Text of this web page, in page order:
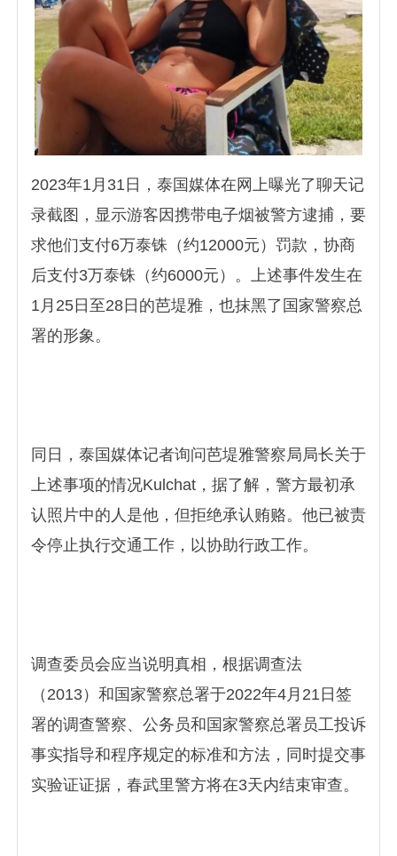
2023年1月31日，泰国媒体在网上曝光了聊天记
录截图，显示游客因携带电子烟被警方逮捕，要
求他们支付6万泰铢（约12000元）罚款，协商
后支付3万泰铢（约6000元）。上述事件发生在
1月25日至28日的芭堤雅，也抹黑了国家警察总
署的形象。
同日，泰国媒体记者询问芭堤雅警察局局长关于
上述事项的情况Kulchat，据了解，警方最初承
认照片中的人是他，但拒绝承认贿赂。他已被责
令停止执行交通工作，以协助行政工作。
调查委员会应当说明真相，根据调查法
（2013）和国家警察总署于2022年4月21日签
署的调查警察、公务员和国家警察总署员工投诉
事实指导和程序规定的标准和方法，同时提交事
实验证证据，春武里警方将在3天内结束审查。